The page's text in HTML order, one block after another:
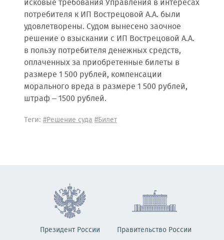
исковые требования Управления в интересах
потребителя к ИП Вострецовой А.А. были
удовлетворены. Судом вынесено заочное
решение о взыскании с ИП Вострецовой А.А.
в пользу потребителя денежных средств,
оплаченных за приобретенные билеты в
размере 1 500 рублей, компенсации
морального вреда в размере 1 500 рублей,
штраф – 1500 рублей.
Теги: #Решение суда#Билет
Президент России Правительство России